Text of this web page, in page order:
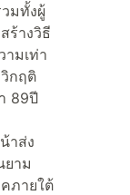
มทั้งผู้
ร้างวิธี
มเท่า
กฤติ
89ปี
าส่ง
าม
ภายใต้